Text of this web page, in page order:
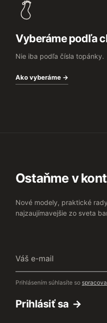
Vyberáme podľa
Nie iba podľa čísla topánky.
Ako vyberáme →
Ostaňme v
Nové modely, praktické
najzaujímavejšie zo sveta
e-
Prihlásením súhlasíte so
Prihlásiť sa